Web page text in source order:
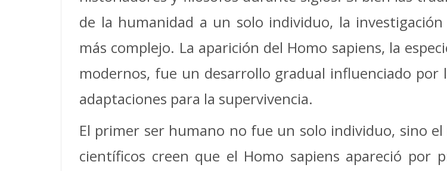
de la humanidad a un solo individuo, la
más complejo. La aparición del Homo sapiens, la
modernos, fue un desarrollo gradual influenciado por
adaptaciones para la supervivencia.
El primer ser humano no fue un solo individuo, sino
científicos creen que el Homo sapiens apareció por